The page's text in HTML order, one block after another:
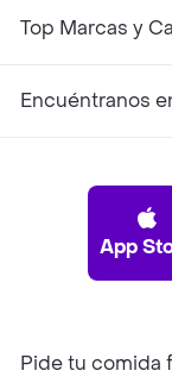
Top Marcas y
Encuéntranos
App
Pide tu comida